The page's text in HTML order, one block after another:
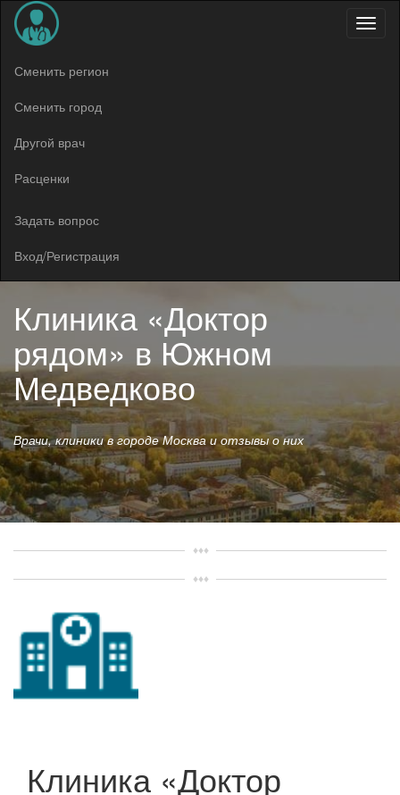
Меню
Сменить регион
Сменить город
Другой врач
Расценки
Задать вопрос
Вход/Регистрация
Клиника «Доктор
рядом» в Южном
Медведково
Врачи, клиники в городе Москва и отзывы о них
Клиника «Доктор